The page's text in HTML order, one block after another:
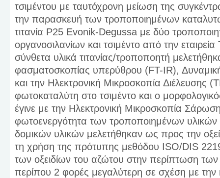
τσιμέντου με ταυτόχρονη μείωση της
την παρασκευή των τροποποιημένων
τιτανία P25 Εvonik-Degussa με δύο
οργανοσιλανίων και τσιμέντο από την
σύνθετα υλικά τιτανίας/τροποποητή
φασματοσκοπίας υπερύθρου (FT-IR),
και την Ηλεκτρονική Μικροσκοπία Διέλευσης
φωτοκαταλύτη στο τσιμέντο και ο
έγινε με την Ηλεκτρονική Μικροσκοπία
φωτοενεργότητα των τροποποιημένων υλικών
δομικών υλικών μελετήθηκαν ως προς την
τη χρήση της πρότυπης μεθόδου ISO/DIS
των οξειδίων του αζώτου στην περίπτωση των
περίπου 2 φορές μεγαλύτερη σε σχέση με την